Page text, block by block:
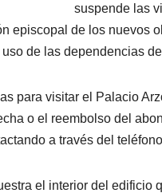
suspende las
episcopal de los nuevos
de las dependencias
para visitar el Palacio
o el reembolso del
a través del
el interior del edificio